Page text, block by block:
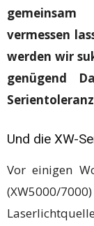
vermessen
werden wir
genügend
Und die XW-
Vor einigen
(XW5000/